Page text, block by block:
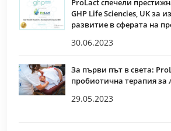
ProLact спечели
GHP Life Sciencies, UK за
развитие в сферата на
30.06.2023
За първи път в света:
пробиотична терапия за
29.05.2023